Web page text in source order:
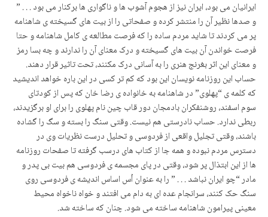
ایرانیان می بود، ایران نیز از هجوم آشوب ها و ناگواری ها برکنار می بود . . . ”
و صدها نظیر آن را منتشر کرده و صفحاتی را از بیت های گسیخته ی شاهنامه
پر می کردند تا شاید مردم ساده را که فرصت مطالعه ی کامل شاهنامه و حتا
فرصت خواندن آن بیت های گسیخته و درک معنای آن را ندارند و چه بسا رمز
و معنای این اثر بغرنج هنری را به آسانی درک مکنند، تحت تاثیر قرار دهند.
حساب این روزنامه نویسان این بود که کم تر کسی در این باره خواهد اندیشید
که کلمه ی “پهلوی” در شاهنامه به خانواده ی رضا خان که پس از کودتای
سوم اسفند، روشنفکران بادمجان دور قاب چین نام پهلوی را برای او برگزیدند،
ربطی ندارد. حساب نادرستی هم نیست. وقتی سنگ را بسته و سگ را گشاده
باشند، وقتی تجلیل واقعی از فردوسی و تحلیل درست نظریات وی در
دسترس مردم نبوده و همه جا از کتاب های درسب گرفته تا صفحات روزنامه
ها از این ابتذال پر شود، وقتی در پای مجسمه ی فردوسی هم بیت بی پدر و
مادر “چو ایران نباشد . . . ” را به عنوان اُس اساس اندیشه ی فردوسی روی
سنگ حک کنند، سرانجام عده ای به دام می افتند و خواه ناخواه محیط
معینی پیرامون شاهنامه ساخته می شود. چنان که ساخته شد.